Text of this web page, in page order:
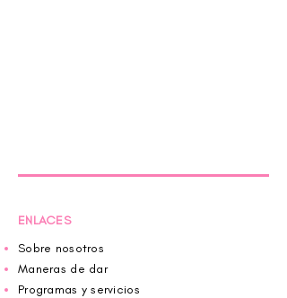
ENLACES
Sobre nosotros
Maneras de dar
Programas y servicios